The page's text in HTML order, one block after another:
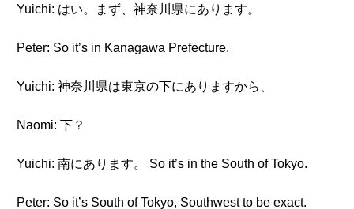
Yuichi: はい。まず、神奈川県にあります。
Peter: So it’s in Kanagawa Prefecture.
Yuichi: 神奈川県は東京の下にありますから、
Naomi: 下？
Yuichi: 南にあります。 So it’s in the South of Tokyo.
Peter: So it’s South of Tokyo, Southwest to be exact.